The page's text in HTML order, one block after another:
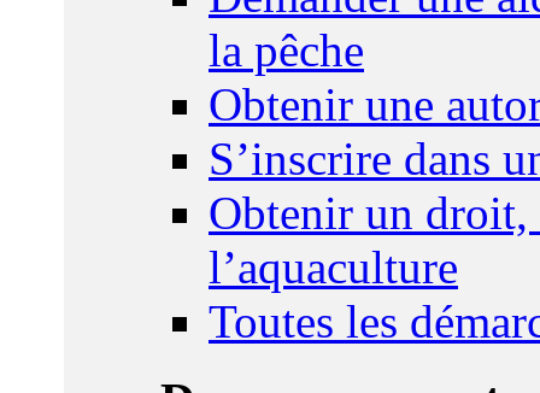
la pêche
Obtenir une
S’inscrire dans
Obtenir un droit,
l’aquaculture
Toutes les